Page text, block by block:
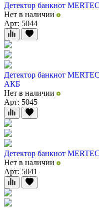
Детектор банкнот
Нет в наличии
Арт: 5044
Детектор банкнот
АКБ
Нет в наличии
Арт: 5045
Детектор банкнот
Нет в наличии
Арт: 5041